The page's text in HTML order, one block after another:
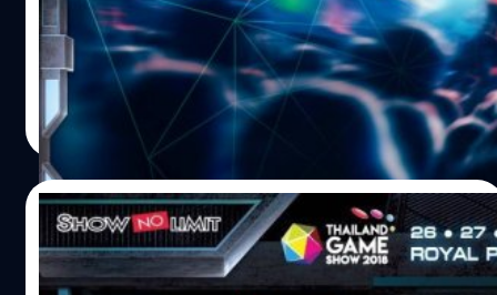
และต่างประเทศ โดยมีเป้าคือ...เพื่อเป็นบริษัทพัฒนาเกมที่ดี
ที่สุดในภูมิภาคเอเชียตะวันออกเฉียงใต้ True Axion เกิดจาก
ความร่วมมือระหว่าง กลุ่ม True ที่จับมือกับ บริษัท Axion
Ventures และเมื่อ กีฬา E-Sport กลายเป็นที่รู้จัก และสร้าง
รายได้ให้กับประเทศ หลายมหาวิทยาลัยเริ่มเปิดหลักสูตรเกี่ยว
กับเกมมากขึ้น จนกลายเป็นอีกหนึ่งภาควิชาการเรียน ที่มีความ
หลากหลายส่งผลให้เกิดเป็นอาชีพได้เมื่อจบการศึกษา เหล่า
เกมแคสเตอร์ หรือคนสร้างคอนเทนต์บนโลกออนไลน์ ผ่าน
แพลตฟอร์มต่าง ๆ อาทิ YouTube, Facebook หรือ Twitch ซึ่ง
เปิดโอกาสให้ทุกคนเผยแพร่คอนเทนต์ของตนเองได้อย่าง
Thailand Game Show 2018 เต็มอิ่มตลอดทั้ง 3 วัน เริ่ม 26 -
27 - 28 ตุลาคม 2561 นี้!! ซื้อบัตรเข้างานได้ที่ | TrueMoney
Wallet ดาวน์โหลดแอปฯ TrueMoney Wallet เพื่อซื้อบัตร
: https://goo.gl/Pb3jgq ดูวิธีการซื้อบัตรที่นี่
: https://youtu.be/3fwmORMwDnk ดาวน์โหลดแอป
Thailand Game Show ได้ที่ : ดาวน์โหลดแอปฯ Thailand
Game Show เพื่อลุ้นรางวัล Android
: https://goo.gl/TKFWwZ iOS : https://goo.gl/tsX83z
วันที่ 28 ตุลาคม 2561 : [ โซน The Legend Arena : Legends
Are…
salinee tintumrong | 2845 days ago
Read More
24/10/2018
ประกาศผู้โชคดีกิจกรรม TGS EVERYDAY
ประจำวันที่ 24 ต.ค. 61 รีบซื้อบัตรงาน TGS